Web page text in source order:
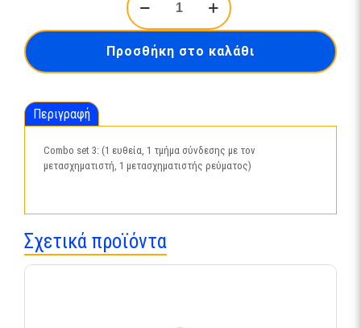
set
3-
ποσότητα
Προσθήκη στο καλάθι
Περιγραφή
Combo set 3: (1 ευθεία, 1 τμήμα σύνδεσης με τον
μετασχηματιστή, 1 μετασχηματιστής ρεύματος)
Σχετικά προϊόντα